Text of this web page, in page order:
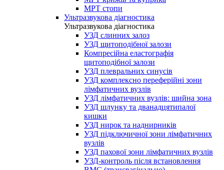
МРТ стопи
Ультразвукова діагностика
Ультразвукова діагностика
УЗД слинних залоз
УЗД щитоподібної залози
Компресійна еластографія
щитоподібної залози
УЗД плевральних синусів
УЗД комплексно переферійні зони
лімфатичних вузлів
УЗД лімфатичних вузлів: шийна зона
УЗД шлунку та дванадцятипалої
кишки
УЗД нирок та наднирників
УЗД підключичної зони лімфатичних
вузлів
УЗД пахової зони лімфатичних вузлів
УЗД-контроль після встановлення